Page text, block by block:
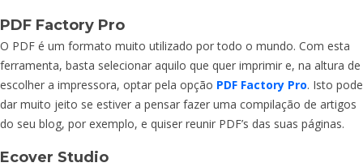
PDF Factory Pro
O PDF é um formato muito utilizado por todo o mundo. Com esta
ferramenta, basta selecionar aquilo que quer imprimir e, na altura de
escolher a impressora, optar pela opção PDF Factory Pro. Isto pode
dar muito jeito se estiver a pensar fazer uma compilação de artigos
do seu blog, por exemplo, e quiser reunir PDF’s das suas páginas.
Ecover Studio